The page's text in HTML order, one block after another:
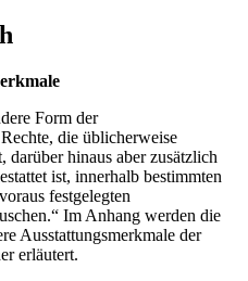
Form der
die üblicherweise
darüber hinaus aber zusätzlich
ist, innerhalb bestimmten
festgelegten
Im Anhang werden die
Ausstattungsmerkmale der
erläutert.